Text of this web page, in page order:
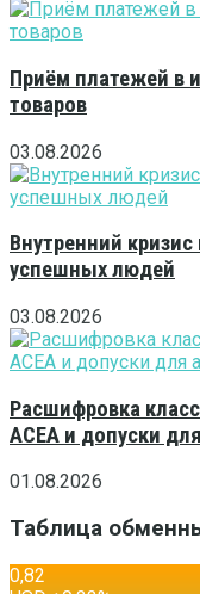
Приём платежей в
товаров
03.08.2026
Внутренний
успешных людей
03.08.2026
Расшифровка
ACEA и допуски
01.08.2026
Таблица
0,82